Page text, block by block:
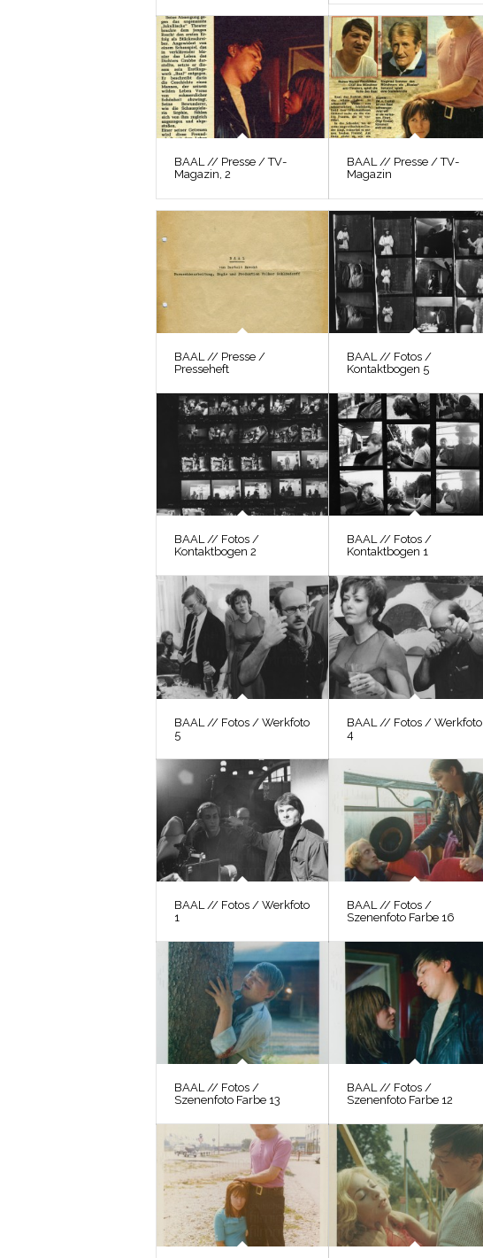
BAAL // Presse / TV-
Magazin, 2
BAAL // Presse / TV-
Magazin
BAAL // Presse /
Presseheft
BAAL // Fotos /
Kontaktbogen 5
BAAL // Fotos /
Kontaktbogen 2
BAAL // Fotos /
Kontaktbogen 1
BAAL // Fotos / Werkfoto
5
BAAL // Fotos / Werkfoto
4
BAAL // Fotos / Werkfoto
1
BAAL // Fotos /
Szenenfoto Farbe 16
BAAL // Fotos /
Szenenfoto Farbe 13
BAAL // Fotos /
Szenenfoto Farbe 12